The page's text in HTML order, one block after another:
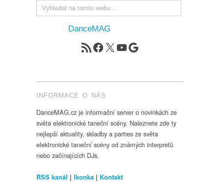
DanceMAG
RSS zdrojFacebook
X YouTube
Google
INFORMACE O NÁS
DanceMAG.cz je informační server o novinkách ze
světa elektronické taneční scény. Naleznete zde ty
nejlepší aktuality, skladby a parties ze světa
elektronické taneční scény od známých interpretů
nebo začínajících DJs.
RSS kanál | Ikonka | Kontakt